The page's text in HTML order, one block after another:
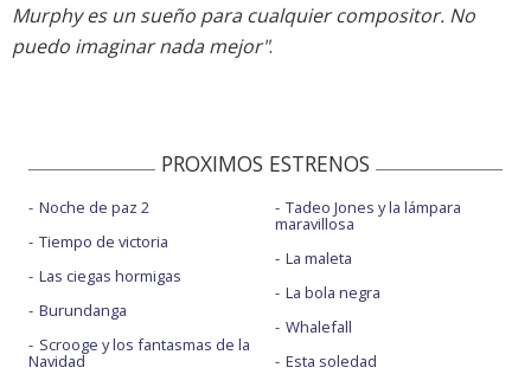
Murphy es un sueño para cualquier compositor. No
puedo imaginar nada mejor".
PROXIMOS ESTRENOS
Noche de paz 2
Tiempo de victoria
Las ciegas hormigas
Burundanga
Scrooge y los fantasmas de la
Navidad
Tadeo Jones y la lámpara
maravillosa
La maleta
La bola negra
Whalefall
Esta soledad